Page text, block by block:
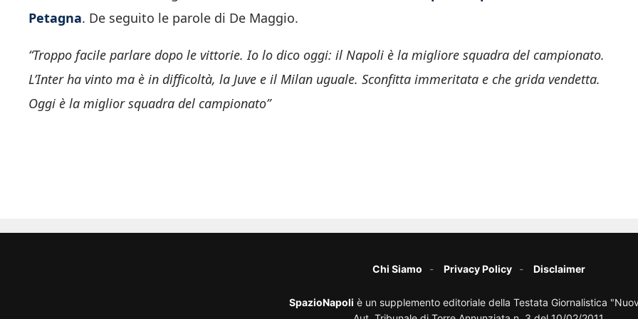
Petagna. De seguito le parole di De Maggio.
“Troppo facile parlare dopo le vittorie. Io lo dico oggi: il Napoli è la migliore squadra del campionato.
L’Inter ha vinto ma è in difficoltà, la Juve e il Milan uguale. Sconfitta immeritata e che grida vendetta.
Oggi è la miglior squadra del campionato”
Chi Siamo Privacy Policy Disclaimer
SpazioNapoli è un supplemento editoriale della Testata Giornalistica